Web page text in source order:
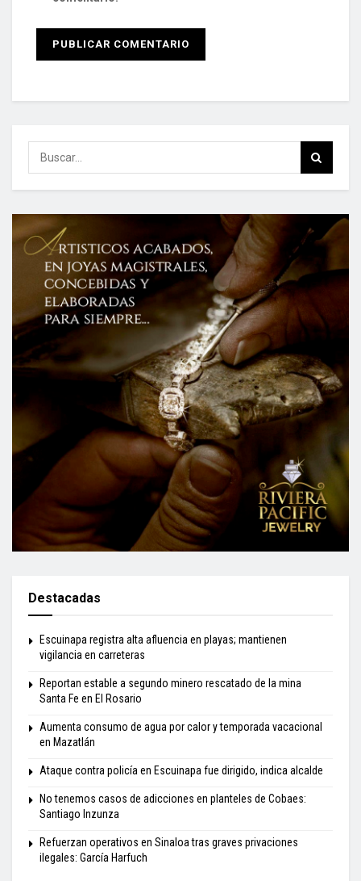
Destacadas
Escuinapa registra alta afluencia en playas; mantienen
vigilancia en carreteras
Reportan estable a segundo minero rescatado de la mina
Santa Fe en El Rosario
Aumenta consumo de agua por calor y temporada vacacional
en Mazatlán
Ataque contra policía en Escuinapa fue dirigido, indica alcalde
No tenemos casos de adicciones en planteles de Cobaes:
Santiago Inzunza
Refuerzan operativos en Sinaloa tras graves privaciones
ilegales: García Harfuch